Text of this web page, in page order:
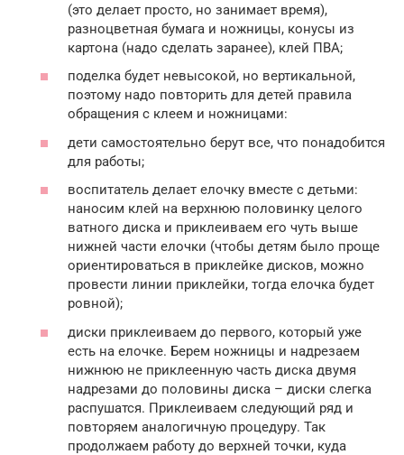
(это делает просто, но занимает время),
разноцветная бумага и ножницы, конусы из
картона (надо сделать заранее), клей ПВА;
поделка будет невысокой, но вертикальной,
поэтому надо повторить для детей правила
обращения с клеем и ножницами:
дети самостоятельно берут все, что понадобится
для работы;
воспитатель делает елочку вместе с детьми:
наносим клей на верхнюю половинку целого
ватного диска и приклеиваем его чуть выше
нижней части елочки (чтобы детям было проще
ориентироваться в приклейке дисков, можно
провести линии приклейки, тогда елочка будет
ровной);
диски приклеиваем до первого, который уже
есть на елочке. Берем ножницы и надрезаем
нижнюю не приклеенную часть диска двумя
надрезами до половины диска – диски слегка
распушатся. Приклеиваем следующий ряд и
повторяем аналогичную процедуру. Так
продолжаем работу до верхней точки, куда